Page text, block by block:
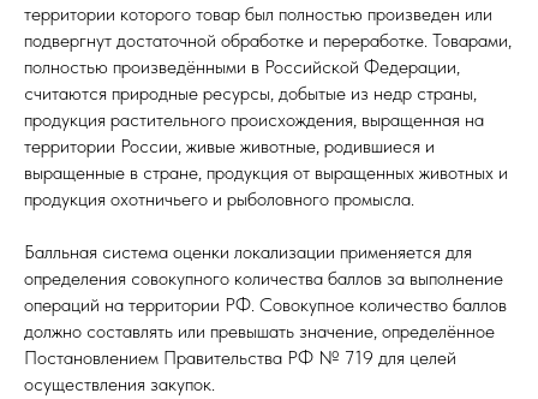
территории которого товар был полностью произведен или
подвергнут достаточной обработке и переработке. Товарами,
полностью произведёнными в Российской Федерации,
считаются природные ресурсы, добытые из недр страны,
продукция растительного происхождения, выращенная на
территории России, живые животные, родившиеся и
выращенные в стране, продукция от выращенных животных и
продукция охотничьего и рыболовного промысла.​
Балльная система оценки локализации применяется для
определения совокупного количества баллов за выполнение
операций на территории РФ. Совокупное количество баллов
должно составлять или превышать значение, определённое
Постановлением Правительства РФ № 719 для целей
осуществления закупок.​